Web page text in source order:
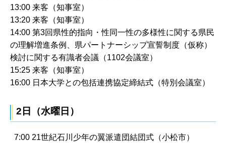
13:00 来客（知事室）
13:20 来客（知事室）
14:00 第3回県性的指向・性同一性の多様性に関する県民
の理解増進条例、県パートナーシップ宣誓制度（仮称）
検討に関する有識者会議（1102会議室）
15:25 来客（知事室）
16:00 日本大学との包括連携協定締結式（特別会議室）
2日（水曜日）
7:00 21世紀石川少年の翼派遣団結団式（小松市）